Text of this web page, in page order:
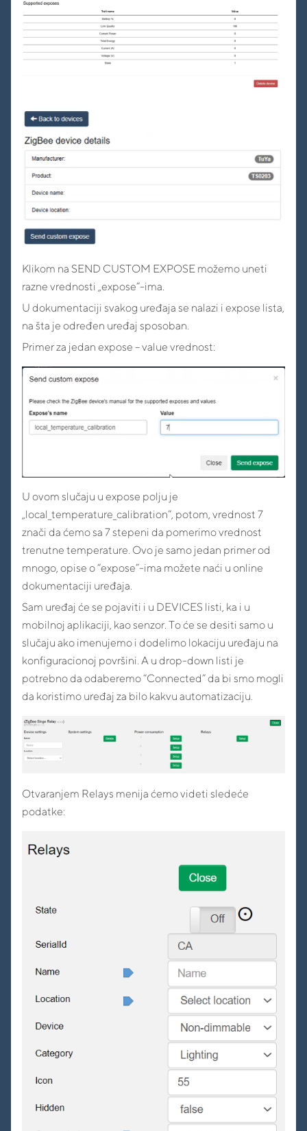
Klikom na SEND CUSTOM EXPOSE možemo uneti
razne vrednosti „expose”-ima.
U dokumentaciji svakog uređaja se nalazi i expose lista,
na šta je određen uređaj sposoban.
Primer za jedan expose – value vrednost:
U ovom slučaju u expose polju je
„local_temperature_calibration”, potom, vrednost 7
znači da ćemo sa 7 stepeni da pomerimo vrednost
trenutne temperature. Ovo je samo jedan primer od
mnogo, opise o “expose”-ima možete naći u online
dokumentaciji uređaja.
Sam uređaj će se pojaviti i u DEVICES listi, ka i u
mobilnoj aplikaciji, kao senzor. To će se desiti samo u
slučaju ako imenujemo i dodelimo lokaciju uređaju na
konfiguracionoj površini. A u drop-down listi je
potrebno da odaberemo “Connected” da bi smo mogli
da koristimo uređaj za bilo kakvu automatizaciju.
Otvaranjem Relays menija ćemo videti sledeće
podatke: